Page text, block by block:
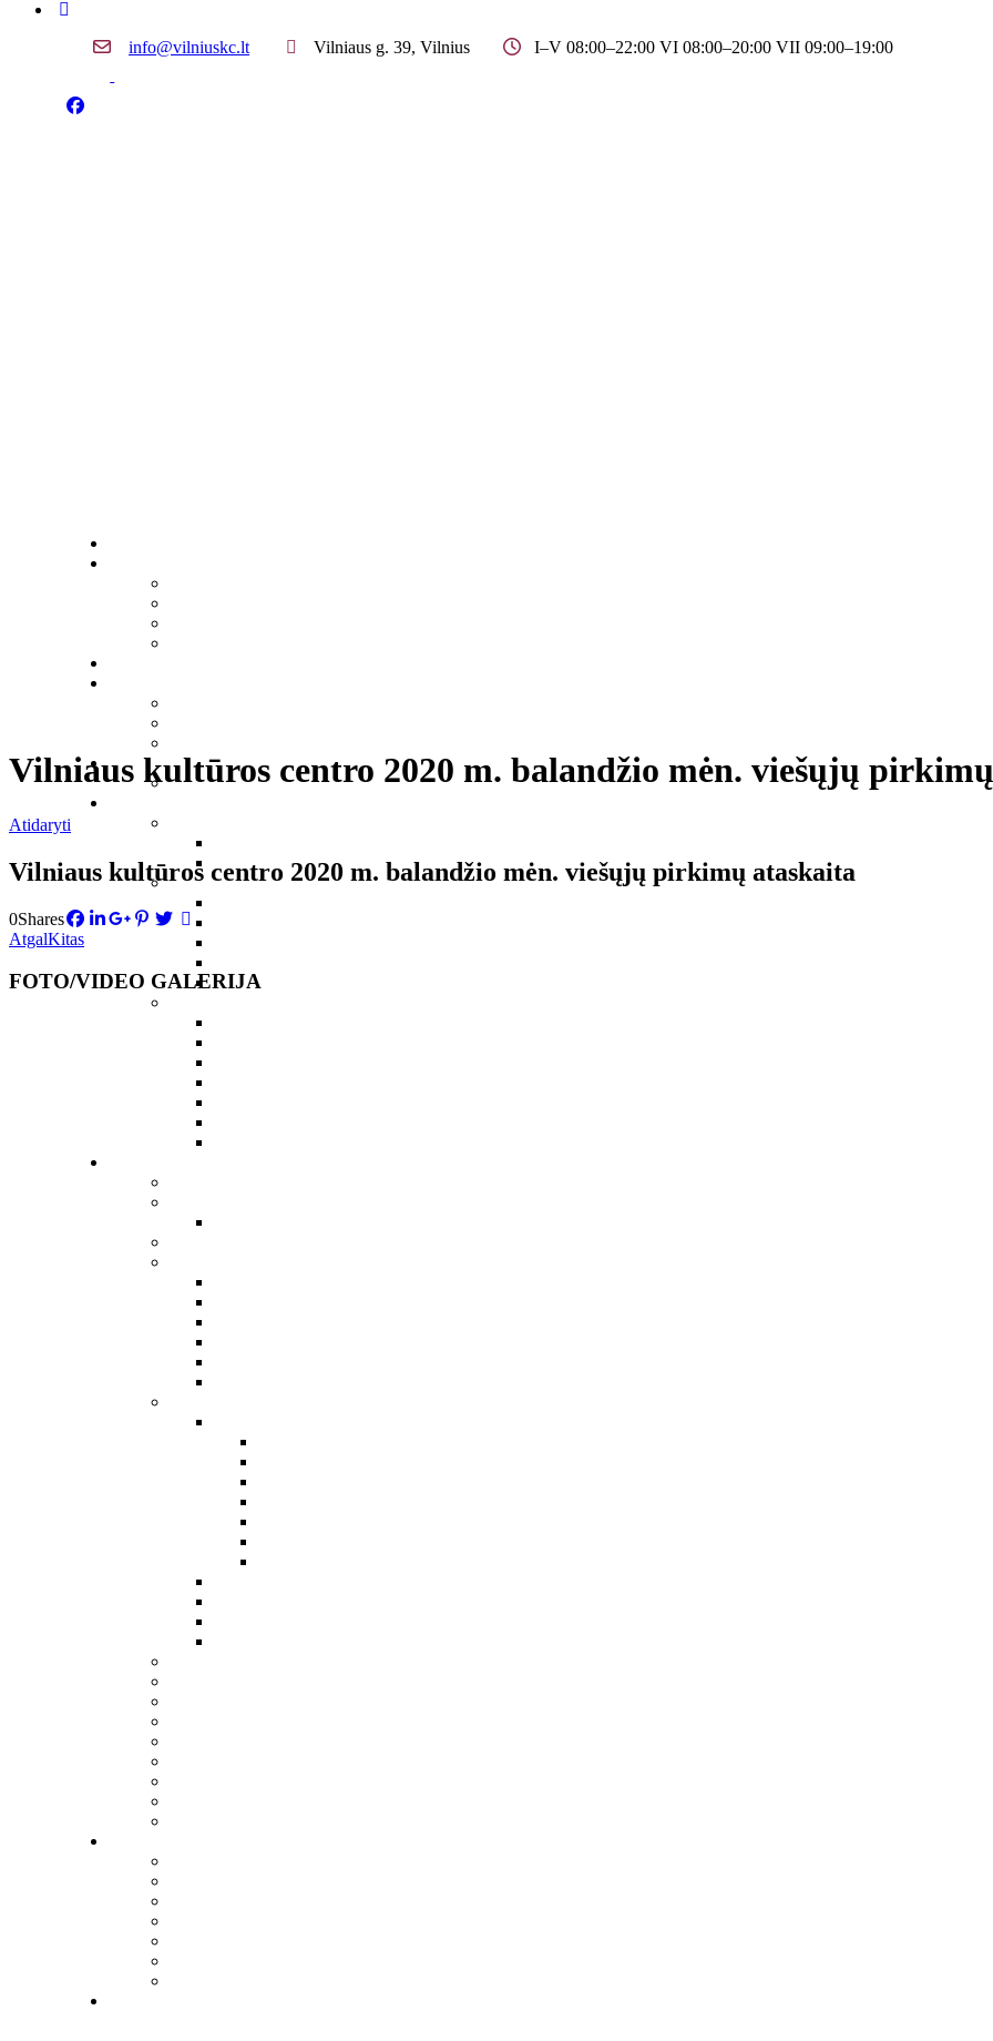
info@vilniuskc.lt Vilniaus g. 39, Vilnius I–V 08:00–22:00 VI 08:00–20:00 VII 09:00–19:00
Vilniaus kultūros centro 2020 m. balandžio mėn. viešųjų
Atidaryti
Vilniaus kultūros centro 2020 m. balandžio mėn. viešųjų pirkimų ataskaita
0Shares
AtgalKitas
FOTO/VIDEO GALERIJA